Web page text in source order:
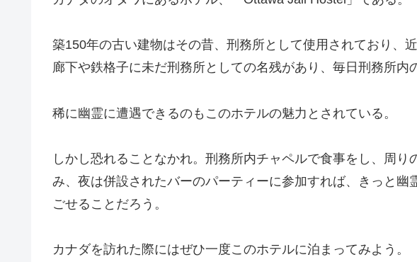
築150年の古い建物はその昔、刑務所として使用されており、
廊下や鉄格子に未だ刑務所としての名残があり、毎日刑務所内
稀に幽霊に遭遇できるのもこのホテルの魅力とされている。
しかし恐れることなかれ。刑務所内チャペルで食事をし、周
み、夜は併設されたバーのパーティーに参加すれば、きっと幽
ごせることだろう。
カナダを訪れた際にはぜひ一度このホテルに泊まってみよう。